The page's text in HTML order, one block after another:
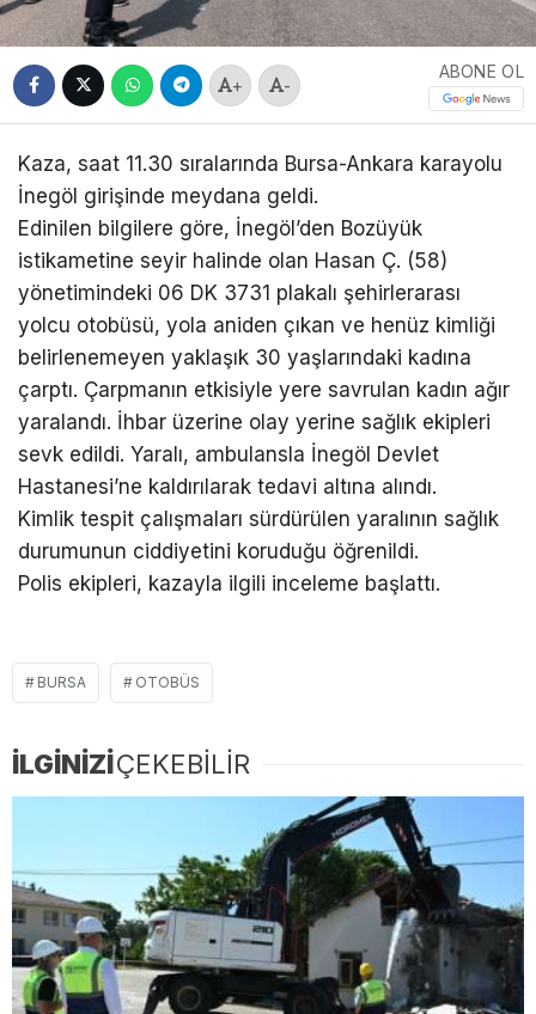
+ -
ABONE OL
Kaza, saat 11.30 sıralarında Bursa-Ankara karayolu
İnegöl girişinde meydana geldi.
Edinilen bilgilere göre, İnegöl’den Bozüyük
istikametine seyir halinde olan Hasan Ç. (58)
yönetimindeki 06 DK 3731 plakalı şehirlerarası
yolcu otobüsü, yola aniden çıkan ve henüz kimliği
belirlenemeyen yaklaşık 30 yaşlarındaki kadına
çarptı. Çarpmanın etkisiyle yere savrulan kadın ağır
yaralandı. İhbar üzerine olay yerine sağlık ekipleri
sevk edildi. Yaralı, ambulansla İnegöl Devlet
Hastanesi’ne kaldırılarak tedavi altına alındı.
Kimlik tespit çalışmaları sürdürülen yaralının sağlık
durumunun ciddiyetini koruduğu öğrenildi.
Polis ekipleri, kazayla ilgili inceleme başlattı.
BURSA OTOBÜS
İLGİNİZİÇEKEBİLİR